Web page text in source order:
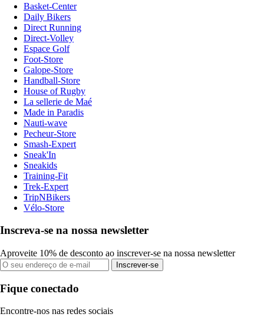
Basket-Center
Daily Bikers
Direct Running
Direct-Volley
Espace Golf
Foot-Store
Galope-Store
Handball-Store
House of Rugby
La sellerie de Maé
Made in Paradis
Nauti-wave
Pecheur-Store
Smash-Expert
Sneak'In
Sneakids
Training-Fit
Trek-Expert
TripNBikers
Vélo-Store
Inscreva-se na nossa newsletter
Aproveite 10% de desconto ao inscrever-se na nossa newsletter
Inscrever-se
Fique conectado
Encontre-nos nas redes sociais